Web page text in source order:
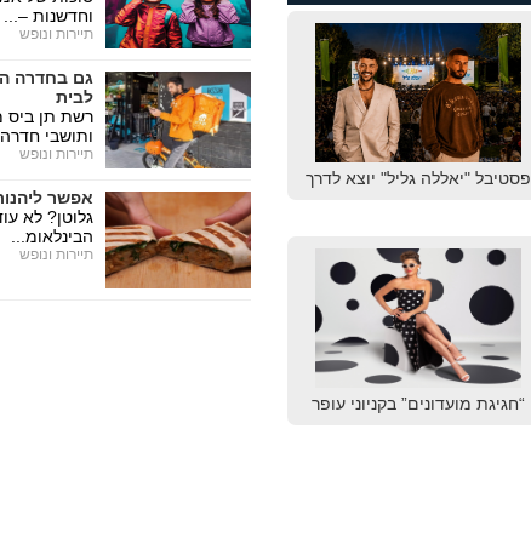
פסטיבל "יאללה גליל" יוצא לדרך
“חגיגת מועדונים” בקניוני עופר
וחדשנות –...
תיירות ונופש
גם בחדרה
לבית
רשת תן
ותושבי חדרה
תיירות ונופש
אפשר
גלוטן? לא
הבינלאומ...
תיירות ונופש